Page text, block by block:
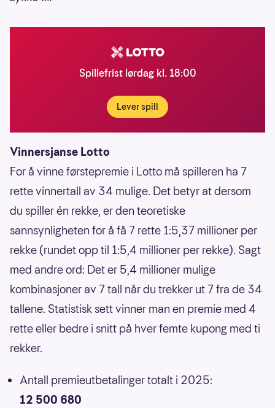
Spillefrist lørdag kl. 18:00
Lever spill
Vinnersjanse Lotto
For å vinne førstepremie i Lotto må spilleren ha 7
rette vinnertall av 34 mulige. Det betyr at dersom
du spiller én rekke, er den teoretiske
sannsynligheten for å få 7 rette 1:5,37 millioner per
rekke (rundet opp til 1:5,4 millioner per rekke). Sagt
med andre ord: Det er 5,4 millioner mulige
kombinasjoner av 7 tall når du trekker ut 7 fra de 34
tallene. Statistisk sett vinner man en premie med 4
rette eller bedre i snitt på hver femte kupong med ti
rekker.
Antall premieutbetalinger totalt i 2025:
12 500 680